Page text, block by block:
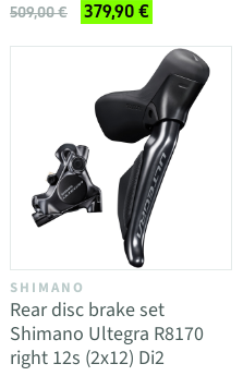
509,00 € 379,90 €
SHIMANO
Rear disc brake set
Shimano Ultegra R8170
right 12s (2x12) Di2